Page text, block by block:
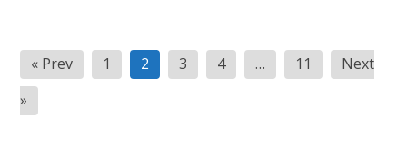
Paginación
de
entradas
« Prev 1 2 3 4 … 11
Next
»